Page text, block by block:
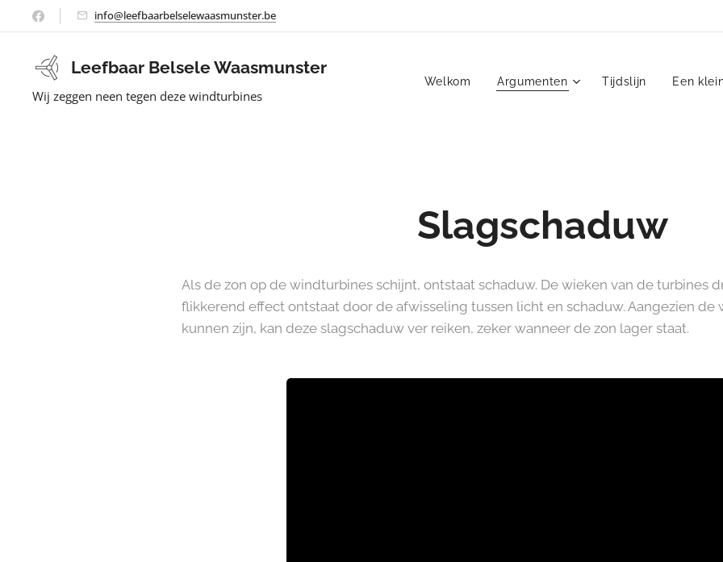
info@leefbaarbelselewaasmunster.be
Leefbaar Belsele Waasmunster
Wij zeggen neen tegen deze windturbines
Welkom Argumenten Tijdslijn Een
Slagschaduw
Als de zon op de windturbines schijnt, ontstaat schaduw. De wieken van de turbines
flikkerend effect ontstaat door de afwisseling tussen licht en schaduw. Aangezien
kunnen zijn, kan deze slagschaduw ver reiken, zeker wanneer de zon lager staat.